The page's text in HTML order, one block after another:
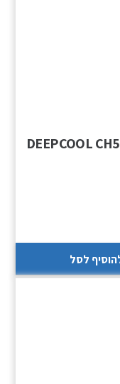
DEEPCOOL
לסל